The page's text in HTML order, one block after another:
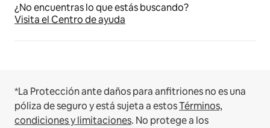
¿No encuentras lo que estás buscando?
Visita el Centro de ayuda
*La Protección ante daños para anfitriones no es una
póliza de seguro y está sujeta a estosTérminos,
condiciones y limitaciones. No protege a los